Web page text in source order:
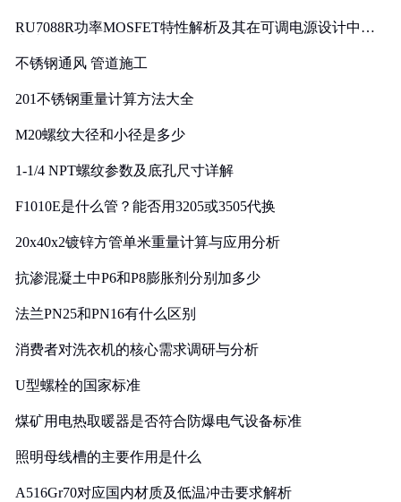
RU7088R功率MOSFET特性解析及其在可调电源设计中的
不锈钢通风 管道施工
201不锈钢重量计算方法大全
M20螺纹大径和小径是多少
1-1/4 NPT螺纹参数及底孔尺寸详解
F1010E是什么管？能否用3205或3505代换
20x40x2镀锌方管单米重量计算与应用分析
抗渗混凝土中P6和P8膨胀剂分别加多少
法兰PN25和PN16有什么区别
消费者对洗衣机的核心需求调研与分析
U型螺栓的国家标准
煤矿用电热取暖器是否符合防爆电气设备标准
照明母线槽的主要作用是什么
A516Gr70对应国内材质及低温冲击要求解析